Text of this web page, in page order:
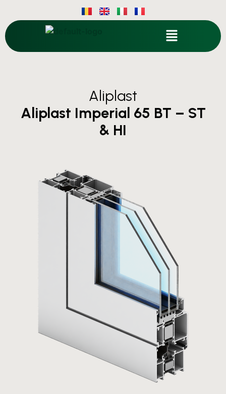
Aliplast
Aliplast Imperial 65 BT – ST
& HI